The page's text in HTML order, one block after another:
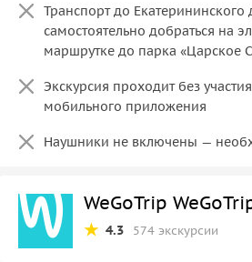
Транспорт до
самостоятельно добраться на
маршрутке до парка «Царское
Экскурсия проходит без
мобильного приложения
Наушники не включены —
WeGoTrip
4.3 574 экскурсии